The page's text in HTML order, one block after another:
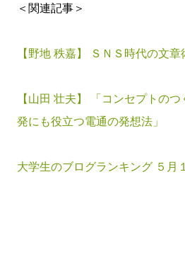
＜関連記事＞
【野地 秩嘉】 ＳＮＳ時代の文章
【山田 壮夫】 「コンセプトの
発にも役立つ電通の発想法」
大学生のブログランキング ５月